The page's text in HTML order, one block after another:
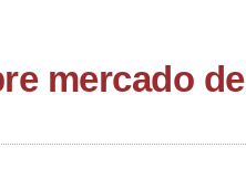
mercado de